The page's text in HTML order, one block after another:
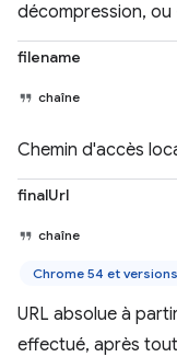
décompression, ou
filename
chaîne
Chemin d'accès
finalUrl
chaîne
Chrome 54 et
URL absolue à
effectué, après